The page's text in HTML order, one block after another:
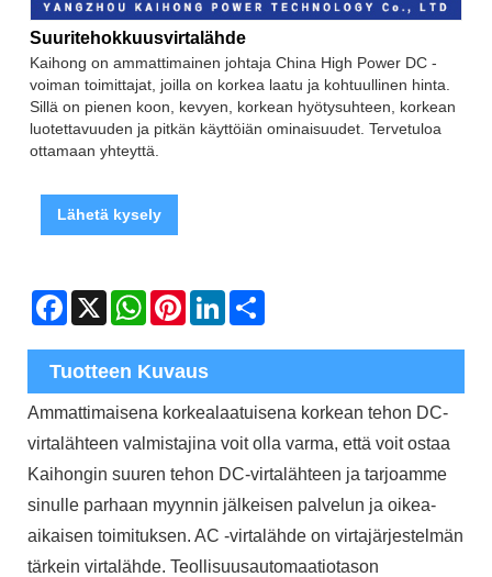
Suuritehokkuusvirtalähde
Kaihong on ammattimainen johtaja China High Power DC -
voiman toimittajat, joilla on korkea laatu ja kohtuullinen hinta.
Sillä on pienen koon, kevyen, korkean hyötysuhteen, korkean
luotettavuuden ja pitkän käyttöiän ominaisuudet. Tervetuloa
ottamaan yhteyttä.
Lähetä kysely
Facebook
X WhatsAppPinterestLinkedIn
Tuotteen Kuvaus
Ammattimaisena korkealaatuisena korkean tehon DC-
virtalähteen valmistajina voit olla varma, että voit ostaa
Kaihongin suuren tehon DC-virtalähteen ja tarjoamme
sinulle parhaan myynnin jälkeisen palvelun ja oikea-
aikaisen toimituksen. AC -virtalähde on virtajärjestelmän
tärkein virtalähde. Teollisuusautomaatiotason